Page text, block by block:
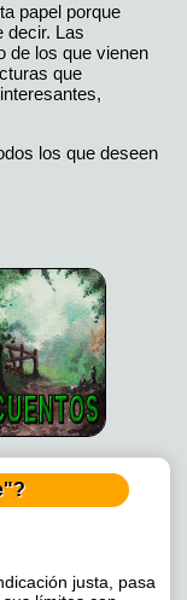
papel porque
decir. Las
de los que vienen
que
los que deseen
justa, pasa